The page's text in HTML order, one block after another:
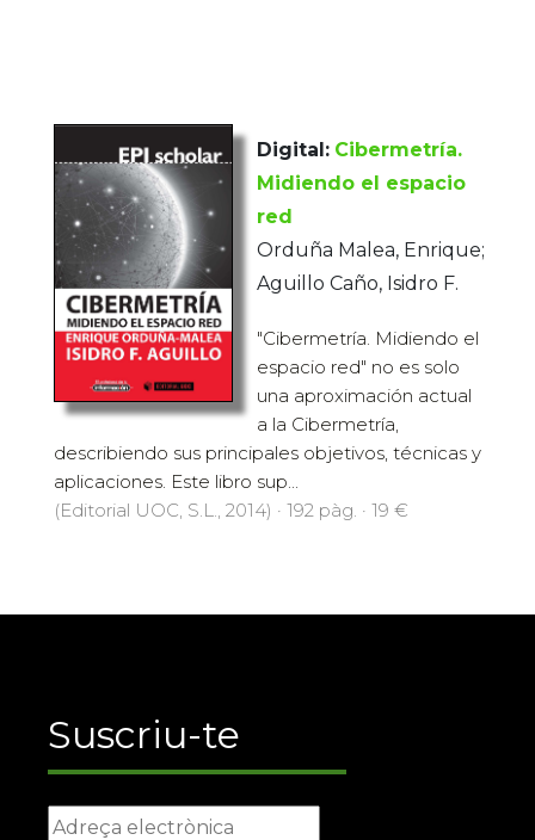
Digital: Cibermetría.
Midiendo el espacio
red
Orduña Malea, Enrique;
Aguillo Caño, Isidro F.
"Cibermetría. Midiendo el
espacio red" no es solo
una aproximación actual
a la Cibermetría,
describiendo sus principales objetivos, técnicas y
aplicaciones. Este libro sup...
(Editorial UOC, S.L., 2014) · 192 pàg. · 19 €
Suscriu-te